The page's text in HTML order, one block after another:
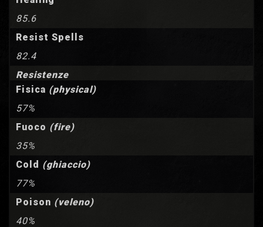
85.6
Resist Spells
82.4
Resistenze
Fisica (physical)
57%
Fuoco (fire)
35%
Cold (ghiaccio)
77%
Poison (veleno)
40%